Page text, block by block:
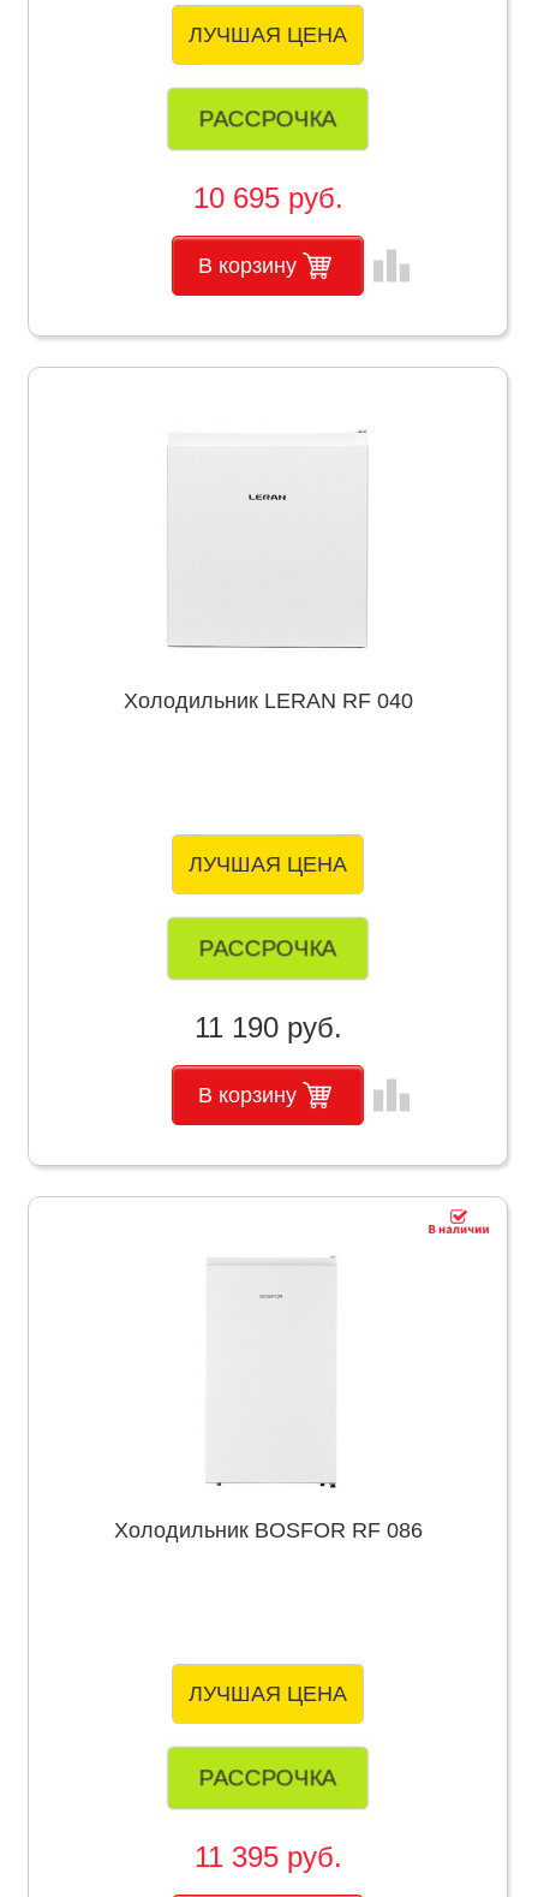
ЛУЧШАЯ ЦЕНА
РАССРОЧКА
10 695 руб.
В корзину leaderboard
Холодильник LERAN RF 040
ЛУЧШАЯ ЦЕНА
РАССРОЧКА
11 190 руб.
В корзину leaderboard
Холодильник BOSFOR RF 086
ЛУЧШАЯ ЦЕНА
РАССРОЧКА
11 395 руб.